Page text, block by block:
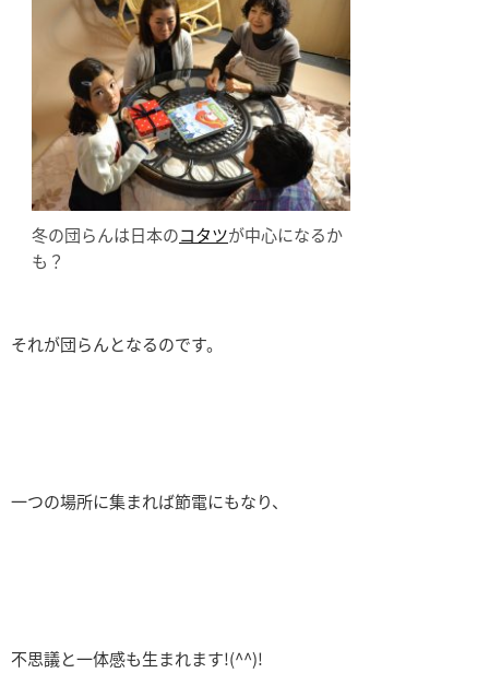
冬の団らんは日本のコタツが中心になるか
も？
それが団らんとなるのです。
一つの場所に集まれば節電にもなり、
不思議と一体感も生まれます!(^^)!